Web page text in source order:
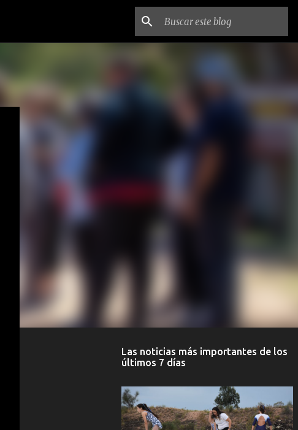
Las noticias más importantes de los
últimos 7 días